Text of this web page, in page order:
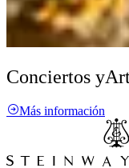
Conciertos y
Más información